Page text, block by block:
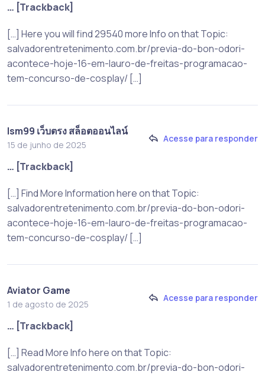
… [Trackback]
[…] Here you will find 29540 more Info on that Topic:
salvadorentretenimento.com.br/previa-do-bon-odori-
acontece-hoje-16-em-lauro-de-freitas-programacao-
tem-concurso-de-cosplay/ […]
lsm99 เว็บตรง สล็อตออนไลน์
15 de junho de 2025
Acesse para responder
… [Trackback]
[…] Find More Information here on that Topic:
salvadorentretenimento.com.br/previa-do-bon-odori-
acontece-hoje-16-em-lauro-de-freitas-programacao-
tem-concurso-de-cosplay/ […]
Aviator Game
1 de agosto de 2025
Acesse para responder
… [Trackback]
[…] Read More Info here on that Topic:
salvadorentretenimento.com.br/previa-do-bon-odori-